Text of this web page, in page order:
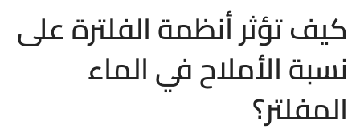
كيف تؤثر أنظمة الفلترة على
نسبة الأملاح في الماء
المفلتر؟